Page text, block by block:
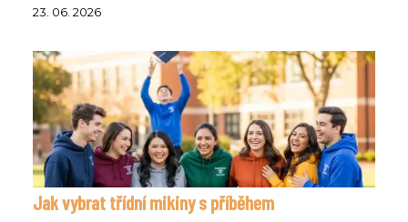
23. 06. 2026
Jak vybrat třídní mikiny s příběhem